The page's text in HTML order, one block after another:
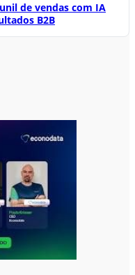
de vendas com IA
B2B